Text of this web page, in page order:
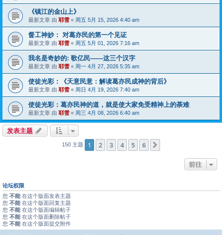
《镇江的金山上》
最新文章 由 耶雪 « 周五 5月 15, 2026 4:40 am
督工神妙： 对葛亦民的第一个见证
最新文章 由 耶雪 « 周五 5月 01, 2026 7:16 am
我名是奇妙的: 歌亿民——这三个汉字
最新文章 由 耶雪 « 周一 4月 27, 2026 5:35 am
使徒光彩：《天意民意：解读葛亦民成神的背后》
最新文章 由 耶雪 « 周日 4月 19, 2026 7:40 am
使徒光彩：葛亦民神的道，就是使大家免受精神上的荼难
最新文章 由 耶雪 « 周三 4月 08, 2026 6:40 am
发表主题
150 主题 1 2 3 4 5 6
前往
论坛权限
您 不能 在这个版面发表主题
您 不能 在这个版面回复主题
您 不能 在这个版面编辑帖子
您 不能 在这个版面删除帖子
您 不能 在这个版面提交附件